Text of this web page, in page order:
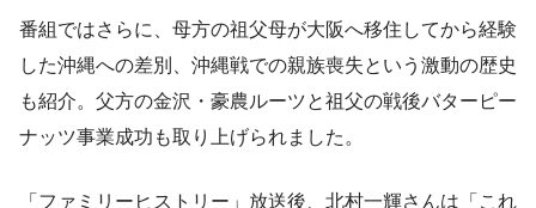
番組ではさらに、母方の祖父母が大阪へ移住してから経験
した沖縄への差別、沖縄戦での親族喪失という激動の歴史
も紹介。父方の金沢・豪農ルーツと祖父の戦後バターピー
ナッツ事業成功も取り上げられました。
「ファミリーヒストリー」放送後、北村一輝さんは「これ